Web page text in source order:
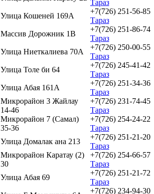
Тараз
Улица Кошеней 169А
+7(726) 251-56-85
Тараз
Массив Дорожник 1В
+7(726) 251-86-74
Тараз
Улица Ниеткалиева 70А
+7(726) 250-00-55
Тараз
Улица Толе би 64
+7(726) 245-41-42
Тараз
Улица Абая 161А
+7(726) 251-34-36
Тараз
Микрорайон 3 Жайлау
14-46
+7(726) 231-74-45
Тараз
Микрорайон 7 (Самал)
35-36
+7(726) 254-24-22
Тараз
Улица Домалак ана 213
+7(726) 251-21-20
Тараз
Микрорайон Каратау (2)
30
+7(726) 254-66-57
Тараз
Улица Абая 69
+7(726) 251-21-72
Тараз
+7(726) 234-94-30